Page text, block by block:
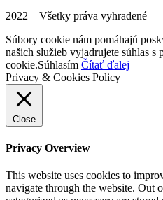
2022 – Všetky práva vyhradené
Súbory cookie nám pomáhajú
našich služieb vyjadrujete súhlas s
cookie.Súhlasím Čítať ďalej
Privacy & Cookies Policy
Close
Privacy Overview
This website uses cookies to
navigate through the website. Out